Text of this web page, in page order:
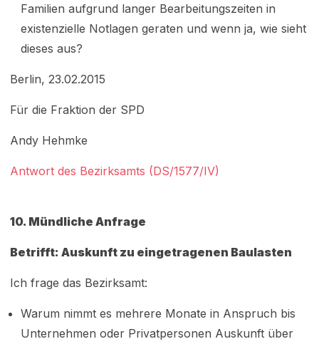
Familien aufgrund langer Bearbeitungszeiten in
existenzielle Notlagen geraten und wenn ja, wie sieht
dieses aus?
Berlin, 23.02.2015
Für die Fraktion der SPD
Andy Hehmke
Antwort des Bezirksamts (DS/1577/IV)
10. Mündliche Anfrage
Betrifft: Auskunft zu eingetragenen Baulasten
Ich frage das Bezirksamt:
Warum nimmt es mehrere Monate in Anspruch bis
Unternehmen oder Privatpersonen Auskunft über